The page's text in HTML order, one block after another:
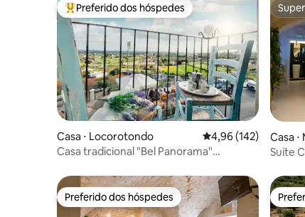
Entre os melhores preferidos dos hóspedes
Preferido dos hóspedes
Casa ⋅ Locorotondo 4,96 de uma
4,96 (142)
Casa tradicional "Bel Panorama"
Casa
Suíte
Preferido dos hóspedes
Preferido dos hóspedes